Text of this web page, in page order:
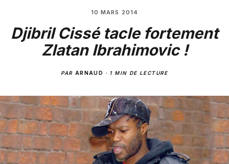
10 MARS 2014
Djibril Cissé tacle fortement
Zlatan Ibrahimovic !
PAR ARNAUD · 1 MIN DE LECTURE